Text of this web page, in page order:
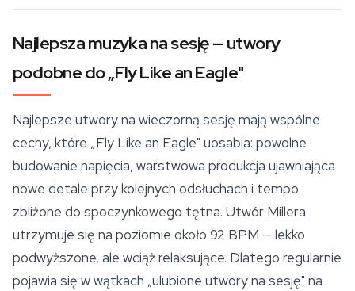
Najlepsza muzyka na sesję — utwory
podobne do „Fly Like an Eagle"
Najlepsze utwory na wieczorną sesję mają wspólne
cechy, które „Fly Like an Eagle" uosabia: powolne
budowanie napięcia, warstwowa produkcja ujawniająca
nowe detale przy kolejnych odsłuchach i tempo
zbliżone do spoczynkowego tętna. Utwór Millera
utrzymuje się na poziomie około 92 BPM — lekko
podwyższone, ale wciąż relaksujące. Dlatego regularnie
pojawia się w wątkach „ulubione utwory na sesję" na